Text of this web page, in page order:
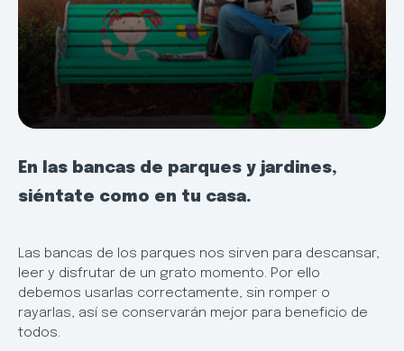
En las bancas de parques y jardines,
siéntate como en tu casa.
Las bancas de los parques nos sirven para descansar,
leer y disfrutar de un grato momento. Por ello
debemos usarlas correctamente, sin romper o
rayarlas, así se conservarán mejor para beneficio de
todos.